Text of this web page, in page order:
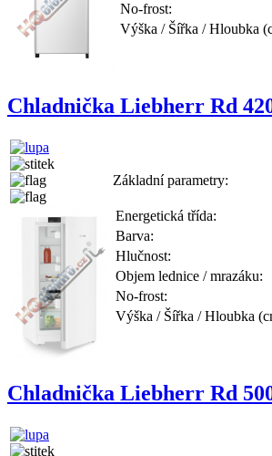
No-frost:
Výška / Šířka / Hloubka
Chladnička Liebherr Rd
Základní parametry:
Energetická třída:
Barva:
Hlučnost:
Objem lednice / mrazáku:
No-frost:
Výška / Šířka / Hloubka
Chladnička Liebherr Rd